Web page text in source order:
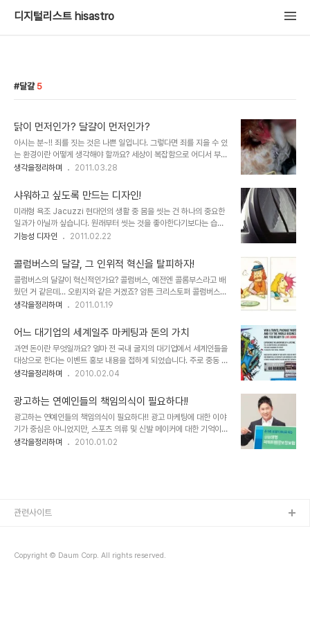
디지털리스트 hisastro
달걀 5
닭이 먼저인가? 달걀이 먼저인가?
아시는 분~!! 죄를 짓는 것은 나쁜 일입니다. 그렇다면 죄를 지을 수 있
는 환경이란 어떻게 생각해야 할까요? 세상이 복잡함으로 어디서 부터
어떻게 실타래를 풀어가야 할지 쉽지 않은 답이지만, 우리는 사람이라
우의 정황에 대해 먼저 꼼꼼히 살펴야 하지 않을까 생각합니다. 이미지
출처: www.cleanerseas.com 헤게모니 세상이다 보니, 어쩌면 누
군가가 불특정 다수의 생활에 관여하고 그 불특정 다수의 생활이 여유
가 없는 환경으로 유도함으로써 불특정 다수가 무엇인가에 얽매이는
삶이 되도록 하여(돈과 같은 생활의 수단을 삶의 목표로 살아가도록
를 일입니다. 아니 어떤 ..
생각을정리하며 2011.03.28
샤워하고 싶도록 만드는 디자인!
미래형 욕조 Jacuzzi 현대인의 생활 중 몸을 씻는 건 하나의 중요한
일과가 아닐까 싶습니다. 원래부터 씻는 것을 좋아한다기보다는 습관
적으로 살아오면서 우리 몸이 그렇게 만들어졌다고 하는 것이 맞는 표
럼 저 역시 그렇습니다. 그러나 씻는다는 것이 습관화되었다지만, 씻는
것은 무의식적 일지 몰라도 기분 좋은 것이라고 해도 틀린 말은 아닐
겁니다. 몸을 깨끗이 목욕을 하고 나면 왠지 개운하다고 느껴지는 건
몸이 기분 좋다는 느낌일 테니까요. 하지만, 때론 씻는 것이 귀찮을 때
도 적지 않습니다. 특히 휴일이 되어 남자들은 보통 덥수룩하니 수염도
다. 만약, 씻는 즐거움의 습관..
기능성 디자인 2011.02.22
콜럼버스의 달걀, 그 인위적 혁신을 탈피하자!
콜럼버스의 달걀이 혁신적인가요? 콜럼버스, 예전엔 콜롬부스라고 배
웠던 거 같은데... 오륀지와 같은 거겠죠? 암튼 크리스토퍼 콜럼버스
(Christopher Columbus), 그는 아직 많은 사람들에게 미지의 세
럼버스 그를 진정한 모험가로 바라보아야 하는지에 대해서 저는 단호
하게 아니라고 생각합니다. -이러한 생각을 갖게 된 건 올바른 지식을
전파하고자 했던 분들의 깨인 시각과 그 파급에 따른 많은 사람들의 생
각에 공감하기 때문일 겁니다. 그만큼 앞으로의 세상은 지금 보다 더
좋은 생각과 실천으로 모두가 행복한 세상이 될 수 있는 가능성이 커지
Columbus, 1..
생각을정리하며 2011.01.19
어느 대기업의 세계일주 마케팅과 돈의 가치
과연 돈이란 무엇일까요? 얼마 전 국내 굴지의 대기업에서 세계인들을
대상으로 한다는 이벤트 홍보 내용을 접하게 되었습니다. 주로 중동 쪽
에 촛점이 맞춰진 듯 보였지만... 이벤트의 골자는, "80일간 세계 여행
UCC 동영상을 제작하여 해당 이벤트 웹사이트에 등록을 하면, 참여
한 사람 중 6명을 선발해서 우리 돈으로 약 1억 원의 여행경비와 80
일간 탑승 횟수에 관계없이 어디서든 자유롭게 비행기를 탈 수 있는...
그것도 비즈니스석의 항공권을 지원한다는 겁니다. ▲ 세계일주 이벤
트 홍보 이미지 이벤트의 내용은 쥘 베른의 소설 80일간의 세계일주
생각을정리하며 2010.02.04
광고하는 연예인들의 책임의식이 필요하다!!
광고하는 연예인들의 책임의식이 필요하다!! 광고 마케팅에 대한 이야
기가 중심은 아니었지만, 스포츠 의류 및 신발 메이커에 대한 기억이라
는 내용의 포스팅을 하면서 바람직한 광고 마케팅의 한가지 형태를 말
생각해 볼 여지가 있다고는 생각합니다. 그러나, 그것이 어디에서 부터
생각을정리하며 2010.01.02
Copyright © Daum Corp. All rights reserved.
관련사이트